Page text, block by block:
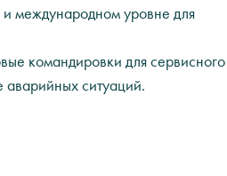
международном уровне для
командировки для сервисного
аварийных ситуаций.